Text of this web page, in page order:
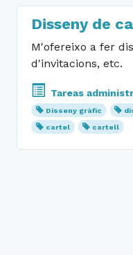
Disseny de
M'ofereixo a fer
d'invitacions, etc.
Tareas
Disseny gràfic
cartel
cartell